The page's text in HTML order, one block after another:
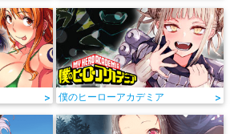
> 僕のヒーローアカデミア >